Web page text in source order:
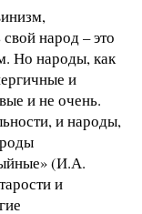
народ – это
Но народы, как
и
и не очень.
и народы,
(И.А.
и